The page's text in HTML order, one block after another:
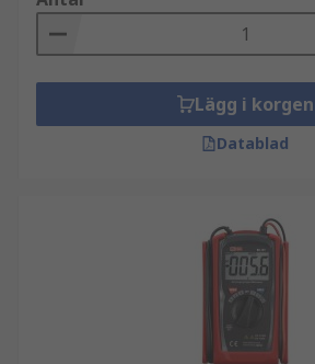
För mer avancerade behov finns
funktioner som dataloggning och
Viktiga specifikationer att
mätområde för spänning,
noggrannhet och upplösning
säkerhetsklassning,
Lägg i korgen
Datablad